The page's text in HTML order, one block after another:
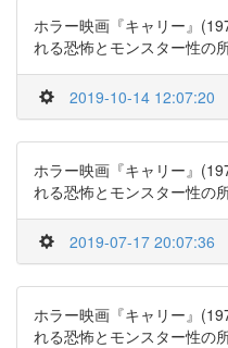
ホラー映画『キャリー』
れる恐怖とモンスター性の
2019-10-14 12:07:20
ホラー映画『キャリー』
れる恐怖とモンスター性の
2019-07-17 20:07:36
ホラー映画『キャリー』
れる恐怖とモンスター性の